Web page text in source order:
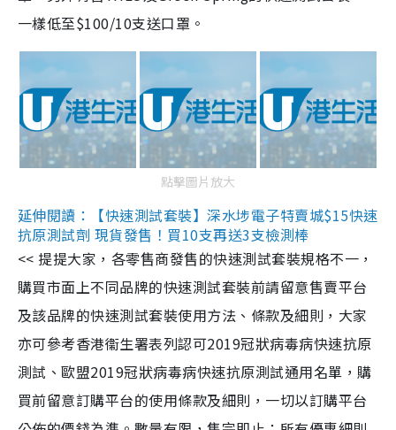
一樣低至$100/10支送口罩。
點擊圖片放大
延伸閱讀：【快速測試套裝】深水埗電子特賣城$15快速
抗原測試劑 現貨發售！買10支再送3支檢測棒
<< 提提大家，各零售商發售的快速測試套裝規格不一，
購買市面上不同品牌的快速測試套裝前請留意售賣平台
及該品牌的快速測試套裝使用方法、條款及細則，大家
亦可參考香港衞生署表列認可2019冠狀病毒病快速抗原
測試、歐盟2019冠狀病毒病快速抗原測試通用名單，購
買前留意訂購平台的使用條款及細則，一切以訂購平台